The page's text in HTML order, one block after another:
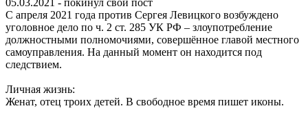
С апреля 2021 года против Сергея Левицкого возбуждено
уголовное дело по ч. 2 ст. 285 УК РФ – злоупотребление
должностными полномочиями, совершённое главой местного
самоуправления. На данный момент он находится под
следствием.
Личная жизнь:
Женат, отец троих детей. В свободное время пишет иконы.